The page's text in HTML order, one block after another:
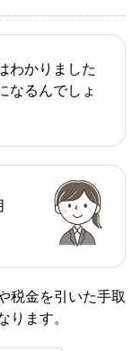
わかりました
なるんでしょ
税金を引いた手取
ります。